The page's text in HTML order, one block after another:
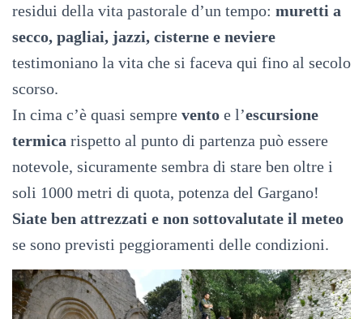
residui della vita pastorale d’un tempo: muretti a
secco, pagliai, jazzi, cisterne e neviere
testimoniano la vita che si faceva qui fino al secolo
scorso.
In cima c’è quasi sempre vento e l’escursione
termica rispetto al punto di partenza può essere
notevole, sicuramente sembra di stare ben oltre i
soli 1000 metri di quota, potenza del Gargano!
Siate ben attrezzati e non sottovalutate il meteo
se sono previsti peggioramenti delle condizioni.